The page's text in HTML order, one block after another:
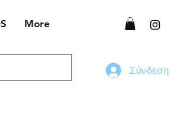
More
Σύνδεση